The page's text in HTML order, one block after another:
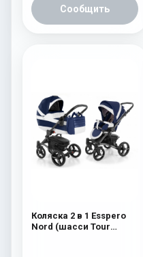
Сообщить
Коляска 2 в 1 Esspero
Nord (шасси Tour